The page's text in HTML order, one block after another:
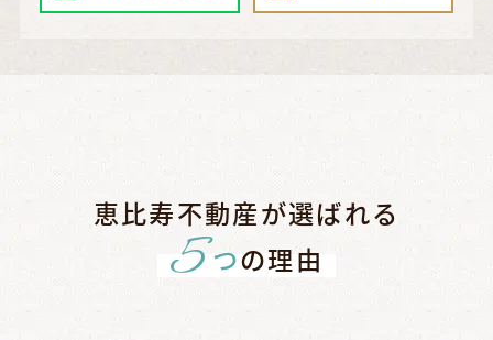
恵比寿不動産が選ばれる
5つの理由